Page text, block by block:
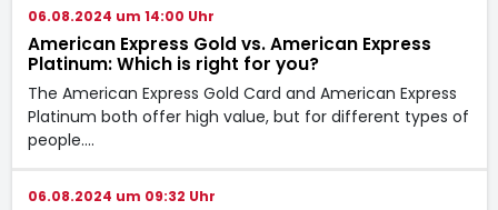
06.08.2024 um 14:00 Uhr
American Express Gold vs. American Express
Platinum: Which is right for you?
The American Express Gold Card and American Express
Platinum both offer high value, but for different types of
people.…
06.08.2024 um 09:32 Uhr